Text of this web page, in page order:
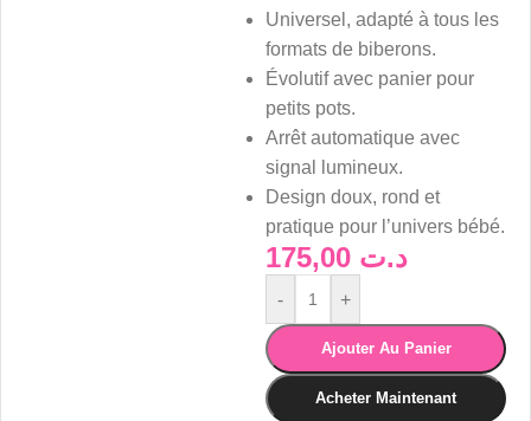
Universel, adapté à tous les
formats de biberons.
Évolutif avec panier pour
petits pots.
Arrêt automatique avec
signal lumineux.
Design doux, rond et
pratique pour l’univers bébé.
د.ت
- +
Ajouter Au Panier
Acheter Maintenant